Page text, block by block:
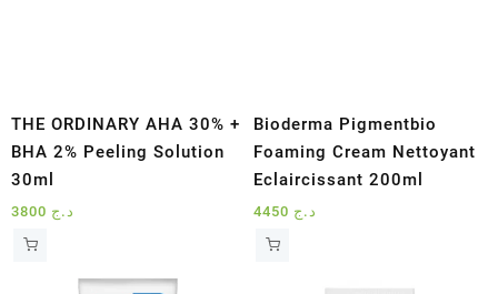
THE ORDINARY AHA 30% +
BHA 2% Peeling Solution
30ml
د.ج
Bioderma Pigmentbio
Foaming Cream Nettoyant
Eclaircissant 200ml
د.ج